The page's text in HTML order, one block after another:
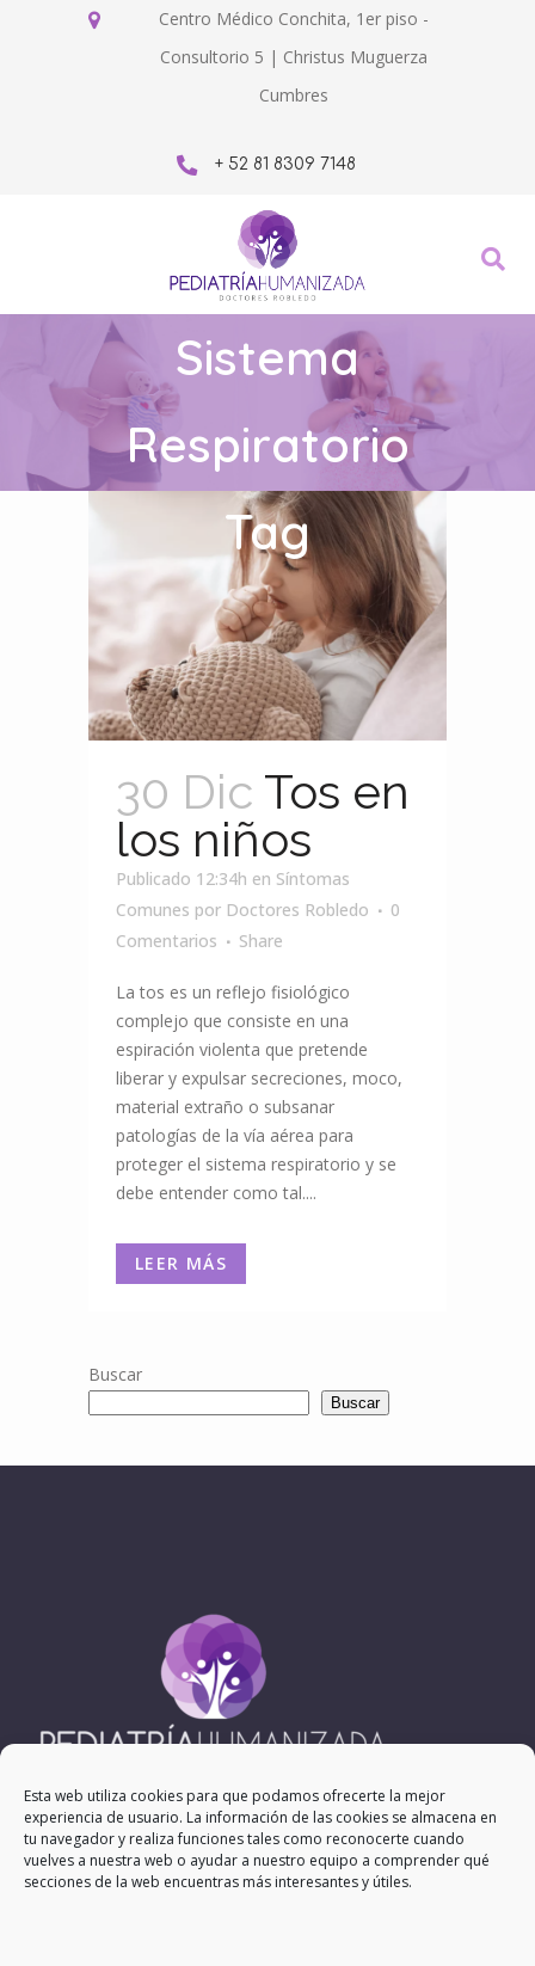
Esta web utiliza cookies para que podamos ofrecerte la mejor
experiencia de usuario. La información de las cookies se almacena en
tu navegador y realiza funciones tales como reconocerte cuando
vuelves a nuestra web o ayudar a nuestro equipo a comprender qué
secciones de la web encuentras más interesantes y útiles.
Centro Médico Conchita, 1er piso -
Consultorio 5 | Christus Muguerza
Cumbres
+ 52 81 8309 7148
Sistema
Respiratorio
Tag
30 Dic Tos en
los niños
Publicado 12:34h en Síntomas
Comunes por Doctores Robledo
0
Comentarios
Share
La tos es un reflejo fisiológico
complejo que consiste en una
espiración violenta que pretende
liberar y expulsar secreciones, moco,
material extraño o subsanar
patologías de la vía aérea para
proteger el sistema respiratorio y se
debe entender como tal....
LEER MÁS
Buscar
Buscar
Profesionales de la salud dedicados a ofrecer la mejor
atención médica a los niños, niñas y sus familias.